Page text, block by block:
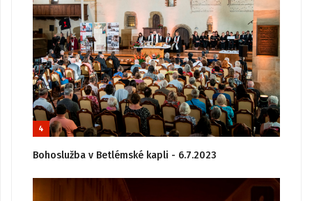
4
Bohoslužba v Betlémské kapli - 6.7.2023